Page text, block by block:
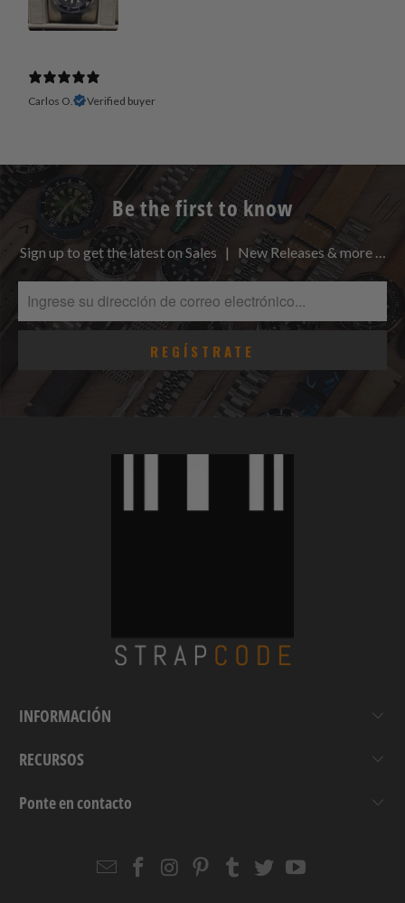
Carlos O. Verified buyer
Be the first to know
Sign up to get the latest on Sales | New Releases & more …
INFORMACIÓN
RECURSOS
Ponte en contacto
EmailStrapcode
Strapcode
Strapcode
Strapcode
Strapcode